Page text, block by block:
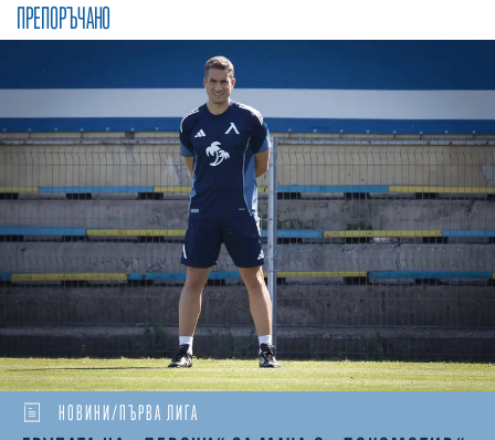
ПРЕПОРЪЧАНО
НОВИНИ/ПЪРВА ЛИГА